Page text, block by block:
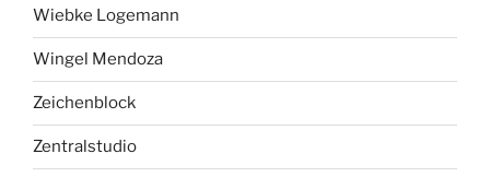
Wiebke Logemann
Wingel Mendoza
Zeichenblock
Zentralstudio